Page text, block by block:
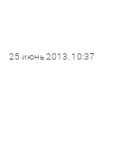
25 июнь 2013, 10:37